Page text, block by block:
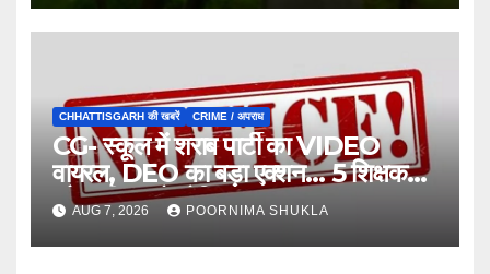
CHHATTISGARH की खबरें CRIME / अपराध
CG- स्कूल में शराब पार्टी का VIDEO
वायरल, DEO का बड़ा एक्शन… 5 शिक्षक
और स्वीपर को नोटिस…
AUG 7, 2026 POORNIMA SHUKLA